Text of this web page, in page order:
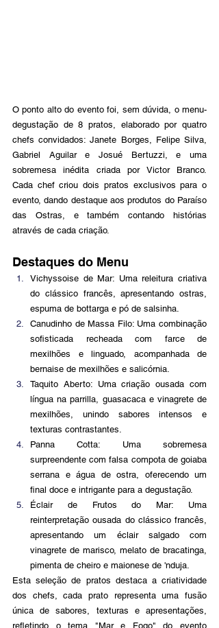
O ponto alto do evento foi, sem dúvida, o menu-
degustação de 8 pratos, elaborado por quatro
chefs convidados: Janete Borges, Felipe Silva,
Gabriel Aguilar e Josué Bertuzzi, e uma
sobremesa inédita criada por Victor Branco.
Cada chef criou dois pratos exclusivos para o
evento, dando destaque aos produtos do Paraíso
das Ostras, e também contando histórias
através de cada criação.
Destaques do Menu
Vichyssoise de Mar: Uma releitura criativa
do clássico francês, apresentando ostras,
espuma de bottarga e pó de salsinha.
Canudinho de Massa Filo: Uma combinação
sofisticada recheada com farce de
mexilhões e linguado, acompanhada de
bernaise de mexilhões e salicórnia.
Taquito Aberto: Uma criação ousada com
língua na parrilla, guasacaca e vinagrete de
mexilhões, unindo sabores intensos e
texturas contrastantes.
Panna Cotta: Uma sobremesa
surpreendente com falsa compota de goiaba
serrana e água de ostra, oferecendo um
final doce e intrigante para a degustação.
Éclair de Frutos do Mar: Uma
reinterpretação ousada do clássico francês,
apresentando um éclair salgado com
vinagrete de marisco, melato de bracatinga,
pimenta de cheiro e maionese de 'nduja.
Esta seleção de pratos destaca a criatividade
dos chefs, cada prato representa uma fusão
única de sabores, texturas e apresentações,
refletindo o tema "Mar e Fogo" do evento